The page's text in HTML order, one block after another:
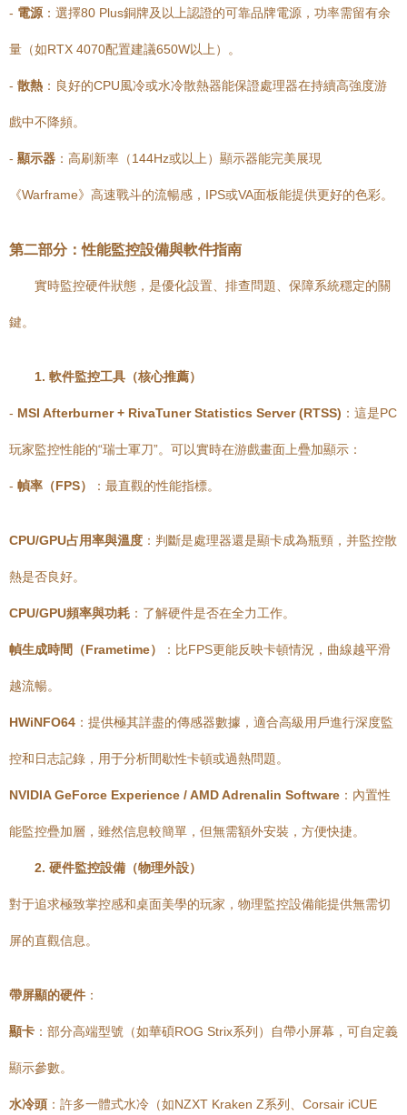
- 電源 ：選擇80 Plus銅牌及以上認證的可靠品牌電源，功率需留有余
量（如RTX 4070配置建議650W以上）。
- 散熱 ：良好的CPU風冷或水冷散熱器能保證處理器在持續高強度游
戲中不降頻。
- 顯示器 ：高刷新率（144Hz或以上）顯示器能完美展現
《Warframe》高速戰斗的流暢感，IPS或VA面板能提供更好的色彩。
第二部分：性能監控設備與軟件指南
實時監控硬件狀態，是優化設置、排查問題、保障系統穩定的關
鍵。
1. 軟件監控工具（核心推薦）
- MSI Afterburner + RivaTuner Statistics Server (RTSS) ：這是PC
玩家監控性能的“瑞士軍刀”。可以實時在游戲畫面上疊加顯示：
- 幀率（FPS） ：最直觀的性能指標。
CPU/GPU占用率與溫度 ：判斷是處理器還是顯卡成為瓶頸，并監控散
熱是否良好。
CPU/GPU頻率與功耗 ：了解硬件是否在全力工作。
幀生成時間（Frametime） ：比FPS更能反映卡頓情況，曲線越平滑
越流暢。
HWiNFO64 ：提供極其詳盡的傳感器數據，適合高級用戶進行深度監
控和日志記錄，用于分析間歇性卡頓或過熱問題。
NVIDIA GeForce Experience / AMD Adrenalin Software ：內置性
能監控疊加層，雖然信息較簡單，但無需額外安裝，方便快捷。
2. 硬件監控設備（物理外設）
對于追求極致掌控感和桌面美學的玩家，物理監控設備能提供無需切
屏的直觀信息。
帶屏顯的硬件 ：
顯卡 ：部分高端型號（如華碩ROG Strix系列）自帶小屏幕，可自定義
顯示參數。
水冷頭 ：許多一體式水冷（如NZXT Kraken Z系列、Corsair iCUE